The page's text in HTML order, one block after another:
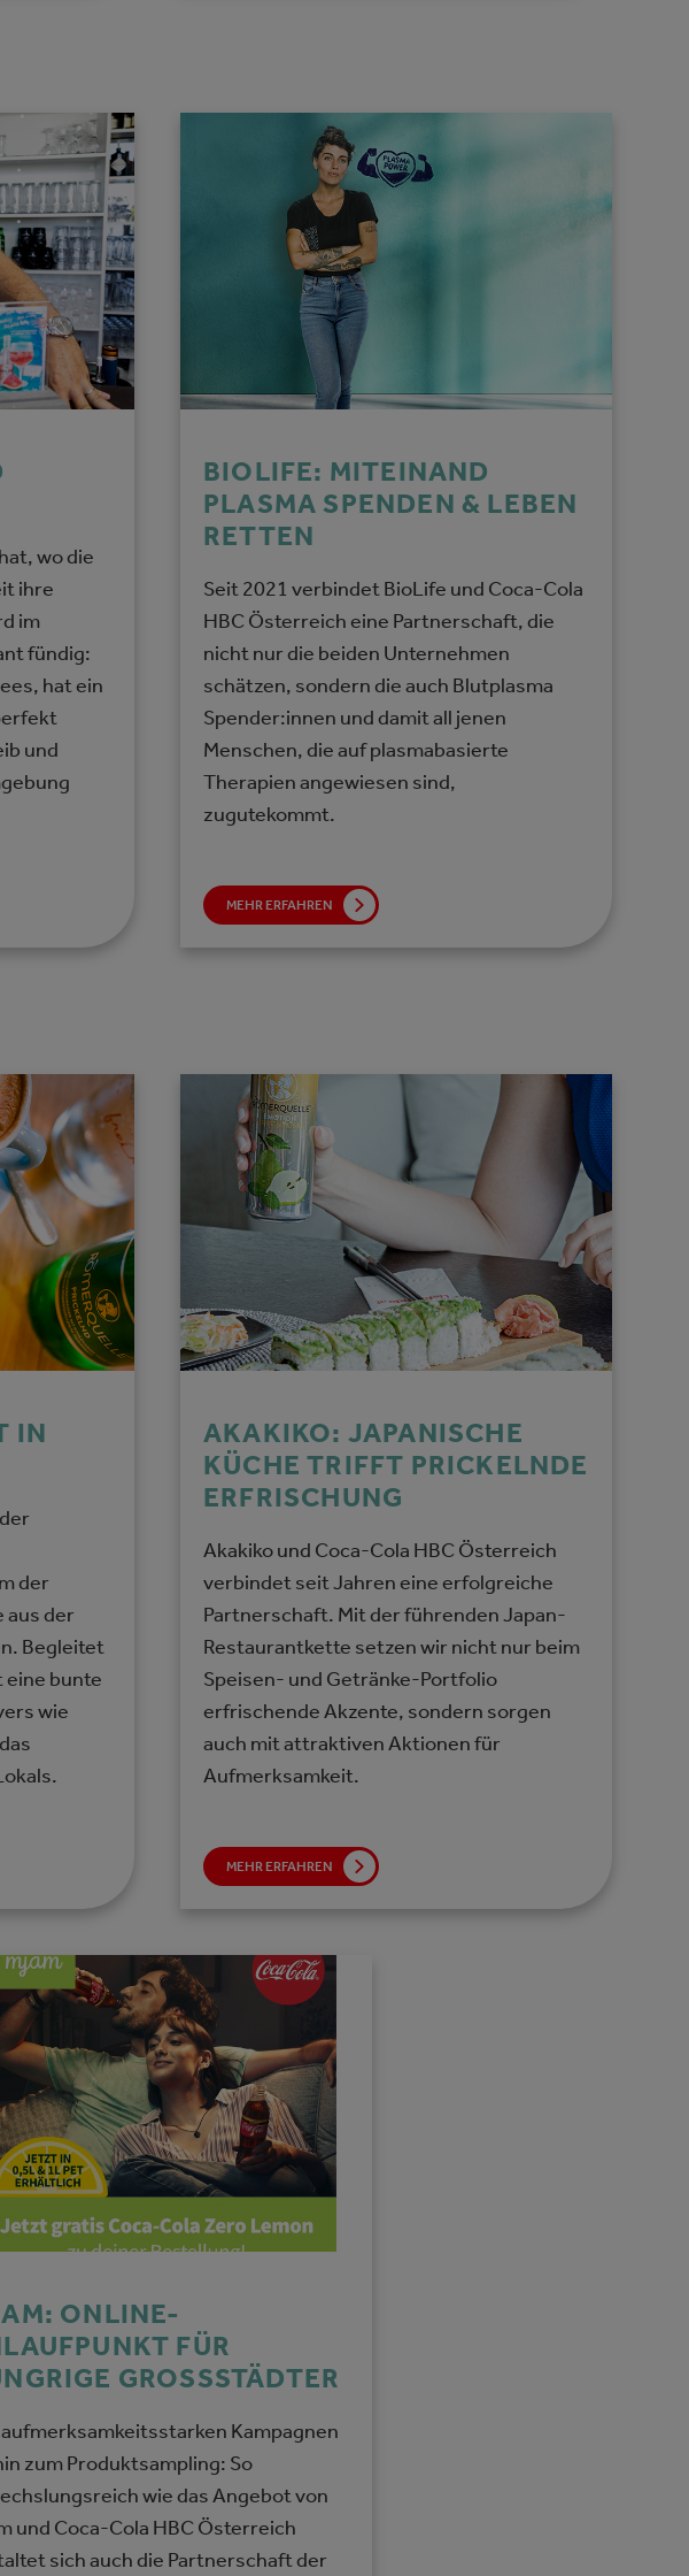
wo die
ihre
im
fündig:
hat ein
und
BIOLIFE: MITEINAND
PLASMA SPENDEN & LEBEN
RETTEN
Seit 2021 verbindet BioLife und Coca-Cola
HBC Österreich eine Partnerschaft, die
nicht nur die beiden Unternehmen
schätzen, sondern die auch Blutplasma
Spender:innen und damit all jenen
Menschen, die auf plasmabasierte
Therapien angewiesen sind,
zugutekommt.
MEHR ERFAHREN
IN
der
aus der
Begleitet
bunte
wie
AKAKIKO: JAPANISCHE
KÜCHE TRIFFT PRICKELNDE
ERFRISCHUNG
Akakiko und Coca-Cola HBC Österreich
verbindet seit Jahren eine erfolgreiche
Partnerschaft. Mit der führenden Japan-
Restaurantkette setzen wir nicht nur beim
Speisen- und Getränke-Portfolio
erfrischende Akzente, sondern sorgen
auch mit attraktiven Aktionen für
Aufmerksamkeit.
MEHR ERFAHREN
ONLINE-
FÜR
GROSSSTÄDTER
Kampagnen
zum Produktsampling: So
wie das Angebot von
und Coca-Cola HBC Österreich
sich auch die Partnerschaft der